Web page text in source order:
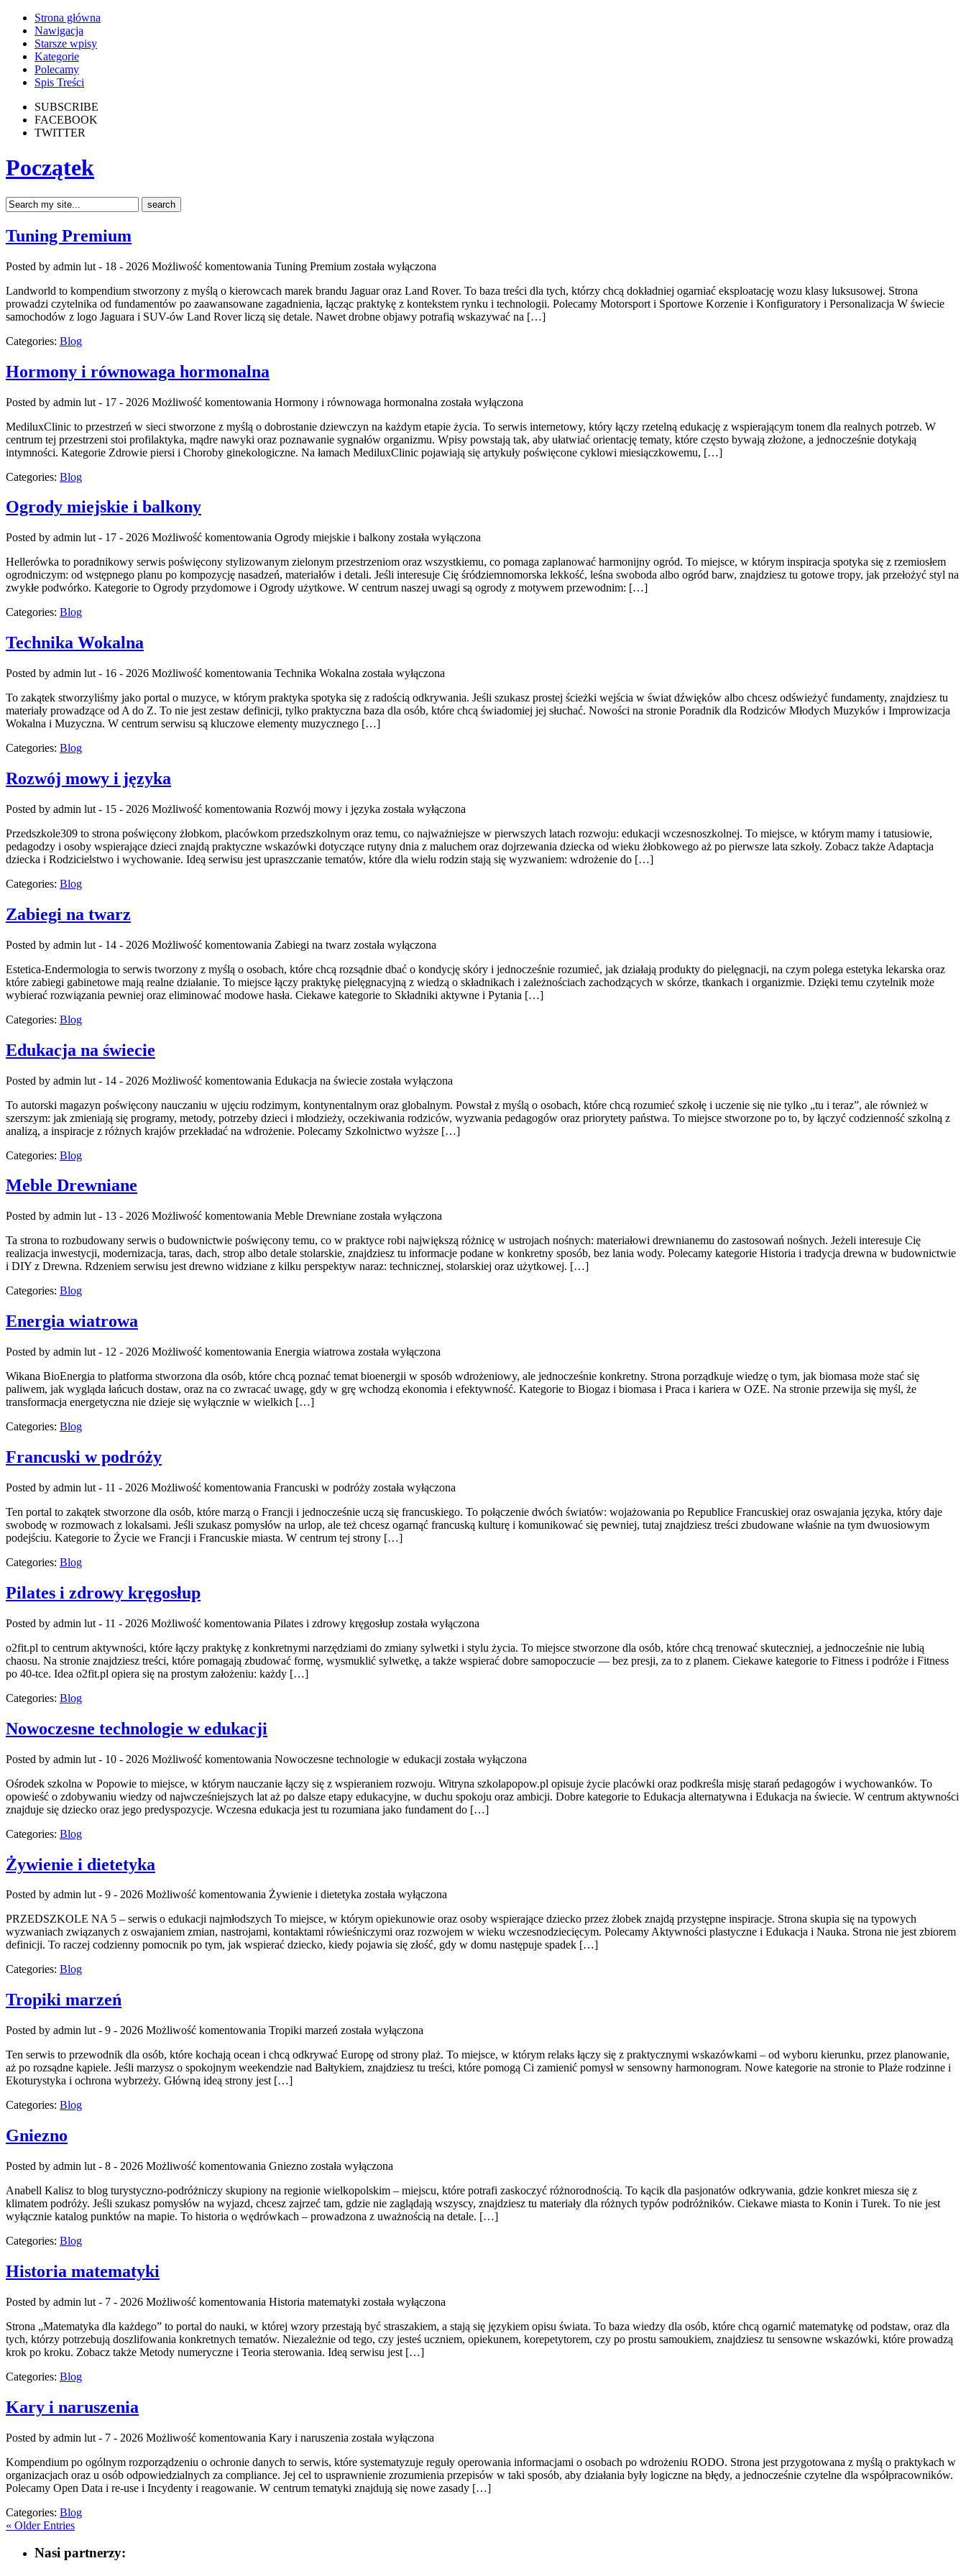
Strona główna
Nawigacja
Starsze wpisy
Kategorie
Polecamy
Spis Treści
SUBSCRIBE
FACEBOOK
TWITTER
Początek
Tuning Premium
Posted by admin lut - 18 - 2026 Możliwość komentowania Tuning Premium została wyłączona
Landworld to kompendium stworzony z myślą o kierowcach marek brandu Jaguar oraz Land Rover. To baza treści dla tych, którzy chcą dokładniej ogarniać eksploatację wozu klasy luksusowej. Strona
prowadzi czytelnika od fundamentów po zaawansowane zagadnienia, łącząc praktykę z kontekstem rynku i technologii. Polecamy Motorsport i Sportowe Korzenie i Konfiguratory i Personalizacja W świecie
samochodów z logo Jaguara i SUV-ów Land Rover liczą się detale. Nawet drobne objawy potrafią wskazywać na […]
Categories: Blog
Hormony i równowaga hormonalna
Posted by admin lut - 17 - 2026 Możliwość komentowania Hormony i równowaga hormonalna została wyłączona
MediluxClinic to przestrzeń w sieci stworzone z myślą o dobrostanie dziewczyn na każdym etapie życia. To serwis internetowy, który łączy rzetelną edukację z wspierającym tonem dla realnych potrzeb. W
centrum tej przestrzeni stoi profilaktyka, mądre nawyki oraz poznawanie sygnałów organizmu. Wpisy powstają tak, aby ułatwiać orientację tematy, które często bywają złożone, a jednocześnie dotykają
intymności. Kategorie Zdrowie piersi i Choroby ginekologiczne. Na łamach MediluxClinic pojawiają się artykuły poświęcone cyklowi miesiączkowemu, […]
Categories: Blog
Ogrody miejskie i balkony
Posted by admin lut - 17 - 2026 Możliwość komentowania Ogrody miejskie i balkony została wyłączona
Hellerówka to poradnikowy serwis poświęcony stylizowanym zielonym przestrzeniom oraz wszystkiemu, co pomaga zaplanować harmonijny ogród. To miejsce, w którym inspiracja spotyka się z rzemiosłem
ogrodniczym: od wstępnego planu po kompozycję nasadzeń, materiałów i detali. Jeśli interesuje Cię śródziemnomorska lekkość, leśna swoboda albo ogród barw, znajdziesz tu gotowe tropy, jak przełożyć styl na
zwykłe podwórko. Kategorie to Ogrody przydomowe i Ogrody użytkowe. W centrum naszej uwagi są ogrody z motywem przewodnim: […]
Categories: Blog
Technika Wokalna
Posted by admin lut - 16 - 2026 Możliwość komentowania Technika Wokalna została wyłączona
To zakątek stworzyliśmy jako portal o muzyce, w którym praktyka spotyka się z radością odkrywania. Jeśli szukasz prostej ścieżki wejścia w świat dźwięków albo chcesz odświeżyć fundamenty, znajdziesz tu
materiały prowadzące od A do Z. To nie jest zestaw definicji, tylko praktyczna baza dla osób, które chcą świadomiej jej słuchać. Nowości na stronie Poradnik dla Rodziców Młodych Muzyków i Improwizacja
Wokalna i Muzyczna. W centrum serwisu są kluczowe elementy muzycznego […]
Categories: Blog
Rozwój mowy i języka
Posted by admin lut - 15 - 2026 Możliwość komentowania Rozwój mowy i języka została wyłączona
Przedszkole309 to strona poświęcony żłobkom, placówkom przedszkolnym oraz temu, co najważniejsze w pierwszych latach rozwoju: edukacji wczesnoszkolnej. To miejsce, w którym mamy i tatusiowie,
pedagodzy i osoby wspierające dzieci znajdą praktyczne wskazówki dotyczące rutyny dnia z maluchem oraz dojrzewania dziecka od wieku żłobkowego aż po pierwsze lata szkoły. Zobacz także Adaptacja
dziecka i Rodzicielstwo i wychowanie. Ideą serwisu jest upraszczanie tematów, które dla wielu rodzin stają się wyzwaniem: wdrożenie do […]
Categories: Blog
Zabiegi na twarz
Posted by admin lut - 14 - 2026 Możliwość komentowania Zabiegi na twarz została wyłączona
Estetica-Endermologia to serwis tworzony z myślą o osobach, które chcą rozsądnie dbać o kondycję skóry i jednocześnie rozumieć, jak działają produkty do pielęgnacji, na czym polega estetyka lekarska oraz
które zabiegi gabinetowe mają realne działanie. To miejsce łączy praktykę pielęgnacyjną z wiedzą o składnikach i zależnościach zachodzących w skórze, tkankach i organizmie. Dzięki temu czytelnik może
wybierać rozwiązania pewniej oraz eliminować modowe hasła. Ciekawe kategorie to Składniki aktywne i Pytania […]
Categories: Blog
Edukacja na świecie
Posted by admin lut - 14 - 2026 Możliwość komentowania Edukacja na świecie została wyłączona
To autorski magazyn poświęcony nauczaniu w ujęciu rodzimym, kontynentalnym oraz globalnym. Powstał z myślą o osobach, które chcą rozumieć szkołę i uczenie się nie tylko „tu i teraz”, ale również w
szerszym: jak zmieniają się programy, metody, potrzeby dzieci i młodzieży, oczekiwania rodziców, wyzwania pedagogów oraz priorytety państwa. To miejsce stworzone po to, by łączyć codzienność szkolną z
analizą, a inspiracje z różnych krajów przekładać na wdrożenie. Polecamy Szkolnictwo wyższe […]
Categories: Blog
Meble Drewniane
Posted by admin lut - 13 - 2026 Możliwość komentowania Meble Drewniane została wyłączona
Ta strona to rozbudowany serwis o budownictwie poświęcony temu, co w praktyce robi największą różnicę w ustrojach nośnych: materiałowi drewnianemu do zastosowań nośnych. Jeżeli interesuje Cię
realizacja inwestycji, modernizacja, taras, dach, strop albo detale stolarskie, znajdziesz tu informacje podane w konkretny sposób, bez lania wody. Polecamy kategorie Historia i tradycja drewna w budownictwie
i DIY z Drewna. Rdzeniem serwisu jest drewno widziane z kilku perspektyw naraz: technicznej, stolarskiej oraz użytkowej. […]
Categories: Blog
Energia wiatrowa
Posted by admin lut - 12 - 2026 Możliwość komentowania Energia wiatrowa została wyłączona
Wikana BioEnergia to platforma stworzona dla osób, które chcą poznać temat bioenergii w sposób wdrożeniowy, ale jednocześnie konkretny. Strona porządkuje wiedzę o tym, jak biomasa może stać się
paliwem, jak wygląda łańcuch dostaw, oraz na co zwracać uwagę, gdy w grę wchodzą ekonomia i efektywność. Kategorie to Biogaz i biomasa i Praca i kariera w OZE. Na stronie przewija się myśl, że
transformacja energetyczna nie dzieje się wyłącznie w wielkich […]
Categories: Blog
Francuski w podróży
Posted by admin lut - 11 - 2026 Możliwość komentowania Francuski w podróży została wyłączona
Ten portal to zakątek stworzone dla osób, które marzą o Francji i jednocześnie uczą się francuskiego. To połączenie dwóch światów: wojażowania po Republice Francuskiej oraz oswajania języka, który daje
swobodę w rozmowach z lokalsami. Jeśli szukasz pomysłów na urlop, ale też chcesz ogarnąć francuską kulturę i komunikować się pewniej, tutaj znajdziesz treści zbudowane właśnie na tym dwuosiowym
podejściu. Kategorie to Życie we Francji i Francuskie miasta. W centrum tej strony […]
Categories: Blog
Pilates i zdrowy kręgosłup
Posted by admin lut - 11 - 2026 Możliwość komentowania Pilates i zdrowy kręgosłup została wyłączona
o2fit.pl to centrum aktywności, które łączy praktykę z konkretnymi narzędziami do zmiany sylwetki i stylu życia. To miejsce stworzone dla osób, które chcą trenować skuteczniej, a jednocześnie nie lubią
chaosu. Na stronie znajdziesz treści, które pomagają zbudować formę, wysmuklić sylwetkę, a także wspierać dobre samopoczucie — bez presji, za to z planem. Ciekawe kategorie to Fitness i podróże i Fitness
po 40-tce. Idea o2fit.pl opiera się na prostym założeniu: każdy […]
Categories: Blog
Nowoczesne technologie w edukacji
Posted by admin lut - 10 - 2026 Możliwość komentowania Nowoczesne technologie w edukacji została wyłączona
Ośrodek szkolna w Popowie to miejsce, w którym nauczanie łączy się z wspieraniem rozwoju. Witryna szkolapopow.pl opisuje życie placówki oraz podkreśla misję starań pedagogów i wychowanków. To
opowieść o zdobywaniu wiedzy od najwcześniejszych lat aż po dalsze etapy edukacyjne, w duchu spokoju oraz ambicji. Dobre kategorie to Edukacja alternatywna i Edukacja na świecie. W centrum aktywności
znajduje się dziecko oraz jego predyspozycje. Wczesna edukacja jest tu rozumiana jako fundament do […]
Categories: Blog
Żywienie i dietetyka
Posted by admin lut - 9 - 2026 Możliwość komentowania Żywienie i dietetyka została wyłączona
PRZEDSZKOLE NA 5 – serwis o edukacji najmłodszych To miejsce, w którym opiekunowie oraz osoby wspierające dziecko przez żłobek znajdą przystępne inspiracje. Strona skupia się na typowych
wyzwaniach związanych z oswajaniem zmian, nastrojami, kontaktami rówieśniczymi oraz rozwojem w wieku wczesnodziecięcym. Polecamy Aktywności plastyczne i Edukacja i Nauka. Strona nie jest zbiorem
definicji. To raczej codzienny pomocnik po tym, jak wspierać dziecko, kiedy pojawia się złość, gdy w domu następuje spadek […]
Categories: Blog
Tropiki marzeń
Posted by admin lut - 9 - 2026 Możliwość komentowania Tropiki marzeń została wyłączona
Ten serwis to przewodnik dla osób, które kochają ocean i chcą odkrywać Europę od strony plaż. To miejsce, w którym relaks łączy się z praktycznymi wskazówkami – od wyboru kierunku, przez planowanie,
aż po rozsądne kąpiele. Jeśli marzysz o spokojnym weekendzie nad Bałtykiem, znajdziesz tu treści, które pomogą Ci zamienić pomysł w sensowny harmonogram. Nowe kategorie na stronie to Plaże rodzinne i
Ekoturystyka i ochrona wybrzeży. Główną ideą strony jest […]
Categories: Blog
Gniezno
Posted by admin lut - 8 - 2026 Możliwość komentowania Gniezno została wyłączona
Anabell Kalisz to blog turystyczno-podróżniczy skupiony na regionie wielkopolskim – miejscu, które potrafi zaskoczyć różnorodnością. To kącik dla pasjonatów odkrywania, gdzie konkret miesza się z
klimatem podróży. Jeśli szukasz pomysłów na wyjazd, chcesz zajrzeć tam, gdzie nie zaglądają wszyscy, znajdziesz tu materiały dla różnych typów podróżników. Ciekawe miasta to Konin i Turek. To nie jest
wyłącznie katalog punktów na mapie. To historia o wędrówkach – prowadzona z uważnością na detale. […]
Categories: Blog
Historia matematyki
Posted by admin lut - 7 - 2026 Możliwość komentowania Historia matematyki została wyłączona
Strona „Matematyka dla każdego” to portal do nauki, w której wzory przestają być straszakiem, a stają się językiem opisu świata. To baza wiedzy dla osób, które chcą ogarnić matematykę od podstaw, oraz dla
tych, którzy potrzebują doszlifowania konkretnych tematów. Niezależnie od tego, czy jesteś uczniem, opiekunem, korepetytorem, czy po prostu samoukiem, znajdziesz tu sensowne wskazówki, które prowadzą
krok po kroku. Zobacz także Metody numeryczne i Teoria sterowania. Ideą serwisu jest […]
Categories: Blog
Kary i naruszenia
Posted by admin lut - 7 - 2026 Możliwość komentowania Kary i naruszenia została wyłączona
Kompendium po ogólnym rozporządzeniu o ochronie danych to serwis, które systematyzuje reguły operowania informacjami o osobach po wdrożeniu RODO. Strona jest przygotowana z myślą o praktykach w
organizacjach oraz u osób odpowiedzialnych za compliance. Jej cel to usprawnienie zrozumienia przepisów w taki sposób, aby działania były logiczne na błędy, a jednocześnie czytelne dla współpracowników.
Polecamy Open Data i re-use i Incydenty i reagowanie. W centrum tematyki znajdują się nowe zasady […]
Categories: Blog
« Older Entries
Nasi partnerzy: